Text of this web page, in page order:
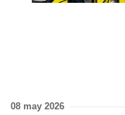
08 may 2026